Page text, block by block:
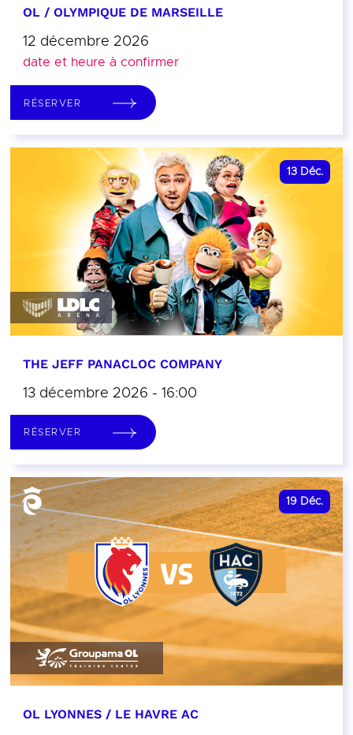
OL / OLYMPIQUE DE MARSEILLE
12 décembre 2026
date et heure à confirmer
RÉSERVER
13 Déc.
THE JEFF PANACLOC COMPANY
13 décembre 2026 - 16:00
RÉSERVER
19 Déc.
OL LYONNES / LE HAVRE AC